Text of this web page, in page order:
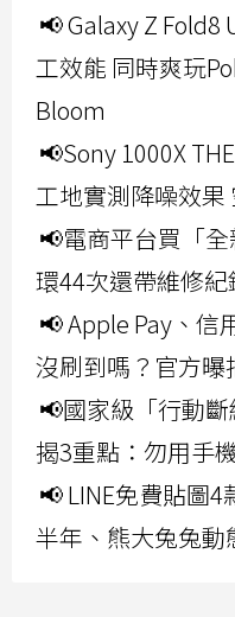
📢 Galaxy Z
工效能 同時爽玩
Bloom
📢Sony 1000X
工地實測降噪效
📢電商平台買「
環44次還帶維修
📢 Apple Pay、信
沒刷到嗎？官方曝
📢國家級「行動
揭3重點：勿用手
📢 LINE免費貼圖
半年、熊大兔兔動